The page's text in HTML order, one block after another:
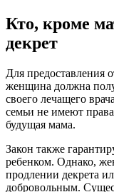
Кто, кроме
декрет
Для предоставления
женщина должна
своего лечащего
семьи не имеют
будущая мама.
Закон также
ребенком. Однако,
продлении декрета
добровольным.